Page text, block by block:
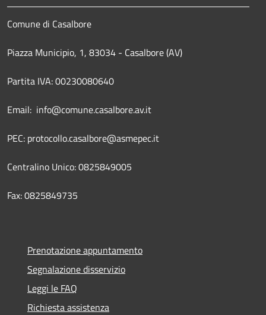
Comune di Casalbore
Piazza Municipio, 1, 83034 - Casalbore (AV)
Partita IVA: 00230080640
Email: info@comune.casalbore.av.it
PEC: protocollo.casalbore@asmepec.it
Centralino Unico: 0825849005
Fax: 0825849735
Prenotazione appuntamento
Segnalazione disservizio
Leggi le FAQ
Richiesta assistenza